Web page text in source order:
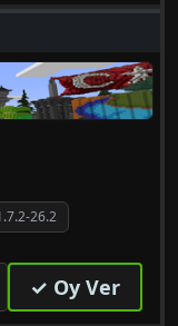
26.2
✓ Oy Ver